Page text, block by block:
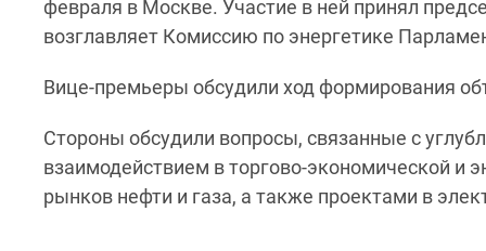
февраля в Москве. Участие в ней принял
возглавляет Комиссию по энергетике
Вице-премьеры обсудили ход формирования
Стороны обсудили вопросы, связанные с
взаимодействием в торгово-экономической и
рынков нефти и газа, а также проектами в